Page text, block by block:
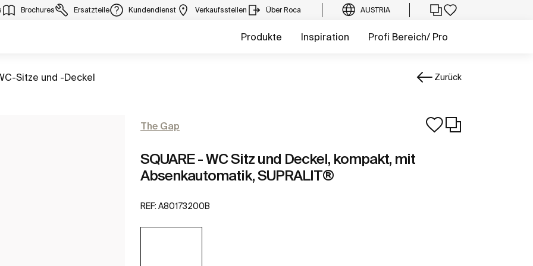
Brochures Ersatzteile Kundendienst Verkaufsstellen Über Roca AUSTRIA
Produkte Inspiration Profi Bereich/ Pro
zu
Sitze und -Deckel Zurück
The Gap
SQUARE - WC Sitz und Deckel, kompakt, mit
Absenkautomatik, SUPRALIT®
REF: A80173200B